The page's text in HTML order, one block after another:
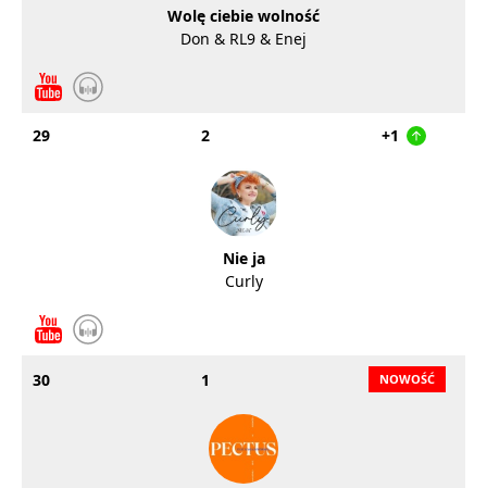
Wolę ciebie wolność
Don & RL9 & Enej
29 2 +1
Nie ja
Curly
30 1